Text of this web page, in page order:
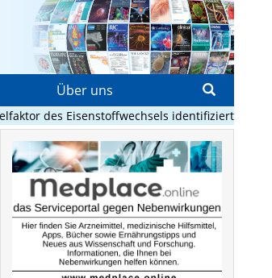
Über uns
des Eisenstoffwechsels identifiziert